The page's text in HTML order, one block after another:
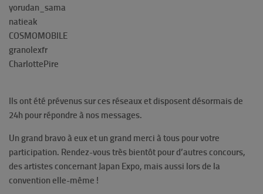
yorudan_sama
natieak
COSMOMOBILE
granolexfr
CharlottePire
Ils ont été prévenus sur ces réseaux et disposent désormais de
24h pour répondre à nos messages.
Un grand bravo à eux et un grand merci à tous pour votre
participation. Rendez-vous très bientôt pour d’autres concours,
des artistes concernant Japan Expo, mais aussi lors de la
convention elle-même !